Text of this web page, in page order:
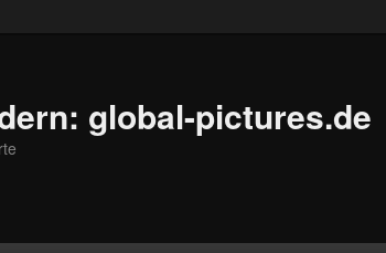
global-pictures.de